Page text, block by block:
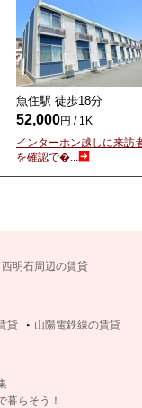
魚住駅 徒歩18分
52,000円 / 1K
インターホン越しに来訪
を確認で�...
西明石周辺の賃貸
貸
山陽電鉄線の賃貸
暮らそう！